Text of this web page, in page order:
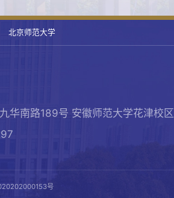
北京师范大学
华南路189号 安徽师范大学花津校区
号